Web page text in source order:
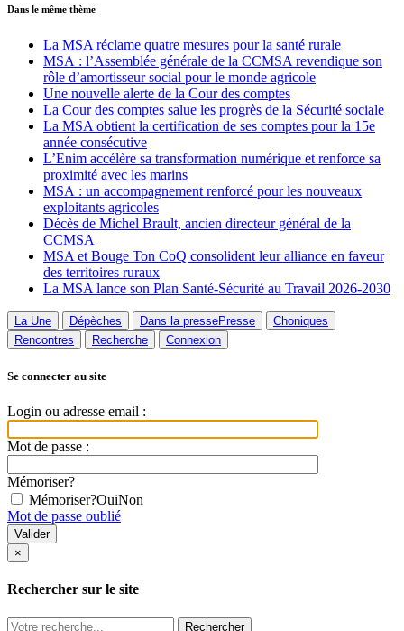
Dans le même thème
La MSA réclame quatre mesures pour la santé rurale
MSA : l’Assemblée générale de la CCMSA revendique son
rôle d’amortisseur social pour le monde agricole
Une nouvelle alerte de la Cour des comptes
La Cour des comptes salue les progrès de la Sécurité sociale
La MSA obtient la certification de ses comptes pour la 15e
année consécutive
L’Enim accélère sa transformation numérique et renforce sa
proximité avec les marins
MSA : un accompagnement renforcé pour les nouveaux
exploitants agricoles
Décès de Michel Brault, ancien directeur général de la
CCMSA
MSA et Bouge Ton CoQ consolident leur alliance en faveur
des territoires ruraux
La MSA lance son Plan Santé-Sécurité au Travail 2026-2030
La Une Dépèches Dans la pressePresse
Choniques
Rencontres
Recherche Connexion
Se connecter au site
Login ou adresse email :
Mot de passe :
Mémoriser?
Mémoriser?OuiNon
Mot de passe oublié
×
Rechercher sur le site